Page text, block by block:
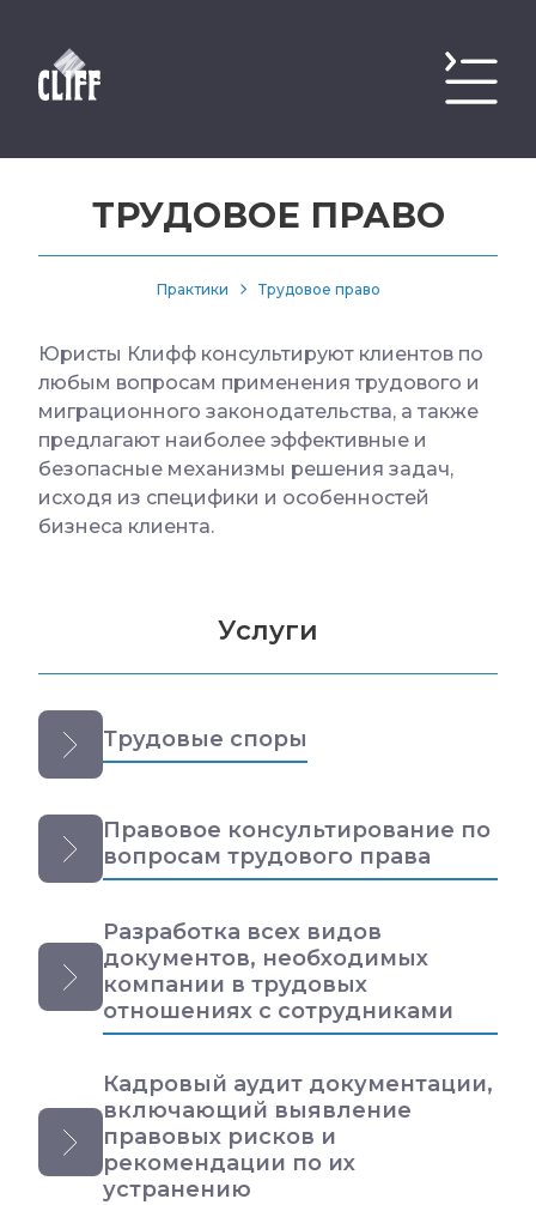
ТРУДОВОЕ ПРАВО
Практики Трудовое право
Юристы Клифф консультируют клиентов по
любым вопросам применения трудового и
миграционного законодательства, а также
предлагают наиболее эффективные и
безопасные механизмы решения задач,
исходя из специфики и особенностей
бизнеса клиента.
Услуги
Трудовые споры
Правовое консультирование по
вопросам трудового права
Разработка всех видов
документов, необходимых
компании в трудовых
отношениях с сотрудниками
Кадровый аудит документации,
включающий выявление
правовых рисков и
рекомендации по их
устранению